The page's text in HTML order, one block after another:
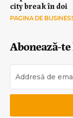
city break în doi
PAGINA DE
Abonează-